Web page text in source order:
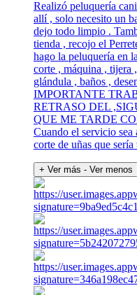
Realizó peluquería
allí , solo necesito un
dejo todo limpio .
tienda , recojo el
hago la peluquería en
corte , máquina , tijera
glándula , baños ,
IMPORTANTE
RETRASO DEL
QUE ME TARDE
Cuando el servicio sea
corte de uñas que
+ Ver más - Ver menos